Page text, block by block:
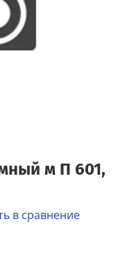
м П 601,
в сравнение